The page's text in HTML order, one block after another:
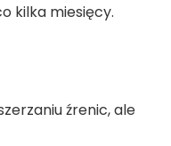
kilka miesięcy.
źrenic, ale